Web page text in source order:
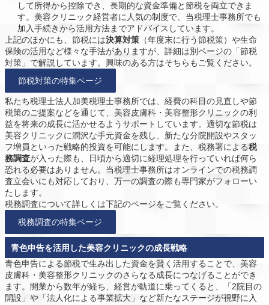
して所得から控除でき、長期的な資金準備と節税を両立できま
す。美容クリニック経営者に人気の制度で、当税理士事務所でも
加入手続きから活用方法までアドバイスしています。
上記のほかにも、節税には決算対策 （年度末に行う節税策）や生命
保険の活用など様々な手法がありますが、詳細は別ページの「節税
対策」で解説しています。興味のある方はそちらもご覧ください。
節税対策の特集ページ
私たち税理士法人加美税理士事務所では、経費の科目の見直しや節
税策のご提案などを通じて、美容皮膚科・美容整形クリニックの利
益を将来の成長に活かせるようサポートしています。適切な節税は
美容クリニックに潤沢な手元資金を残し、新たな分院開設やスタッ
フ増員といった戦略的投資を可能にします。また、税務署による税
務調査が入った際も、日頃から適切に経理処理を行っていれば何ら
恐れる必要はありません。当税理士事務所はオンラインでの税務調
査立会いにも対応しており、万一の調査の際も専門家がフォローい
たします。
税務調査について詳しくは下記のページをご覧ください。
税務調査の特集ページ
青色申告を活用した美容クリニックの成長戦略
青色申告による節税で生み出した資金を賢く活用することで、美容
皮膚科・美容整形クリニックのさらなる成長につなげることができ
ます。開業から数年が経ち、経営が軌道に乗ってくると、「2院目の
開設」や「法人化による事業拡大」など新たなステージが視野に入